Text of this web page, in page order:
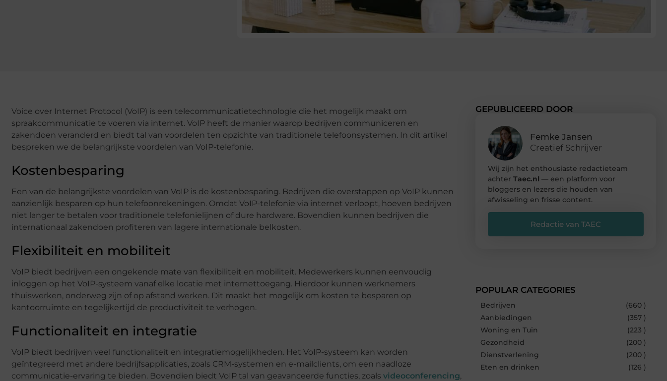
Voice over Internet Protocol (VoIP) is een telecommunicatietechnologie die het mogelijk maakt om
spraakcommunicatie te voeren via internet. VoIP heeft de manier waarop bedrijven communiceren en
zakendoen veranderd en biedt tal van voordelen ten opzichte van traditionele telefoonsystemen. In dit artikel
bespreken we de belangrijkste voordelen van VoIP-telefonie.
Kostenbesparing
Een van de belangrijkste voordelen van VoIP is de kostenbesparing. Bedrijven die overstappen op VoIP kunnen
aanzienlijk besparen op hun telefoonrekeningen. Omdat VoIP-telefonie via internet verloopt, hoeven bedrijven
niet langer te betalen voor traditionele telefonielijnen of dure hardware. Bovendien kunnen bedrijven die
internationaal zakendoen profiteren van lagere internationale belkosten.
Flexibiliteit en mobiliteit
VoIP biedt bedrijven een ongekende mate van flexibiliteit en mobiliteit. Medewerkers kunnen eenvoudig
inloggen op het VoIP-systeem vanaf elke locatie met internettoegang. Hierdoor kunnen werknemers
thuiswerken, onderweg zijn of op afstand werken. Dit maakt het mogelijk om kosten te besparen op
kantoorruimte en tegelijkertijd de productiviteit te verhogen.
Functionaliteit en integratie
VoIP biedt bedrijven veel functionaliteit en integratiemogelijkheden. Het VoIP-systeem kan worden
geïntegreerd met andere bedrijfsapplicaties, zoals CRM-systemen en e-mailclients, om een ​​naadloze
communicatie-ervaring te bieden. Bovendien biedt VoIP tal van geavanceerde functies, zoals videoconferencing,
GEPUBLICEERD DOOR
Femke Jansen
Creatief Schrijver
Wij zijn het enthousiaste redactieteam
achter Taec.nl — een platform voor
bloggers en lezers die houden van
afwisseling en frisse content.
Redactie van TAEC
POPULAR CATEGORIES
Bedrijven
(660 )
Aanbiedingen
(357 )
Woning en Tuin
(223 )
Gezondheid
(200 )
Dienstverlening
(200 )
Eten en drinken
(126 )